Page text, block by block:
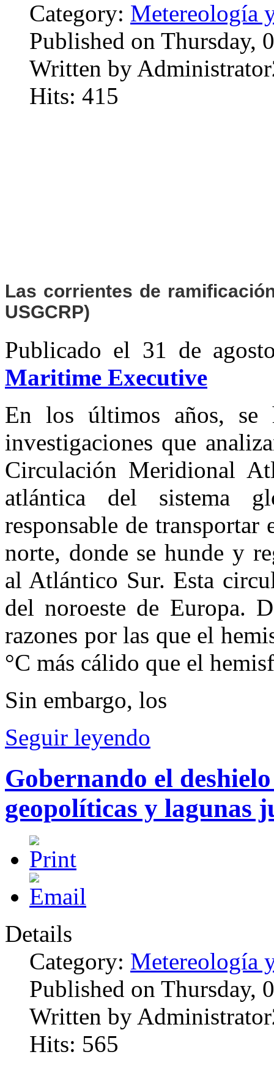
Category: Metereología
Published on Thursday,
Written by
Hits: 415
Las corrientes de
USGCRP)
Publicado el 31 de
Maritime Executive
En los últimos años, se
investigaciones que
Circulación Meridional
atlántica del sistema
responsable de
norte, donde se hunde y
al Atlántico Sur. Esta
del noroeste de Europa.
razones por las que el
°C más cálido que el
Sin embargo, los
Seguir leyendo
Gobernando el
geopolíticas y lagunas
Details
Category: Metereología
Published on Thursday,
Written by
Hits: 565